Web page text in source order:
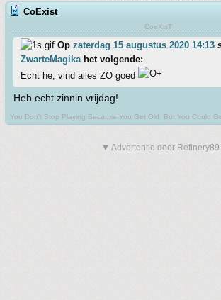
CoExist
CoeXisT
Op zaterdag 15 augustus 2020 14:13
ZwarteMagikahet volgende:
Echt he, vind alles ZO goed
Heb echt zinnin vrijdag!
You Don't Stop Playing Because You Get Old. But You Could
▼ Advertentie door Refinery89